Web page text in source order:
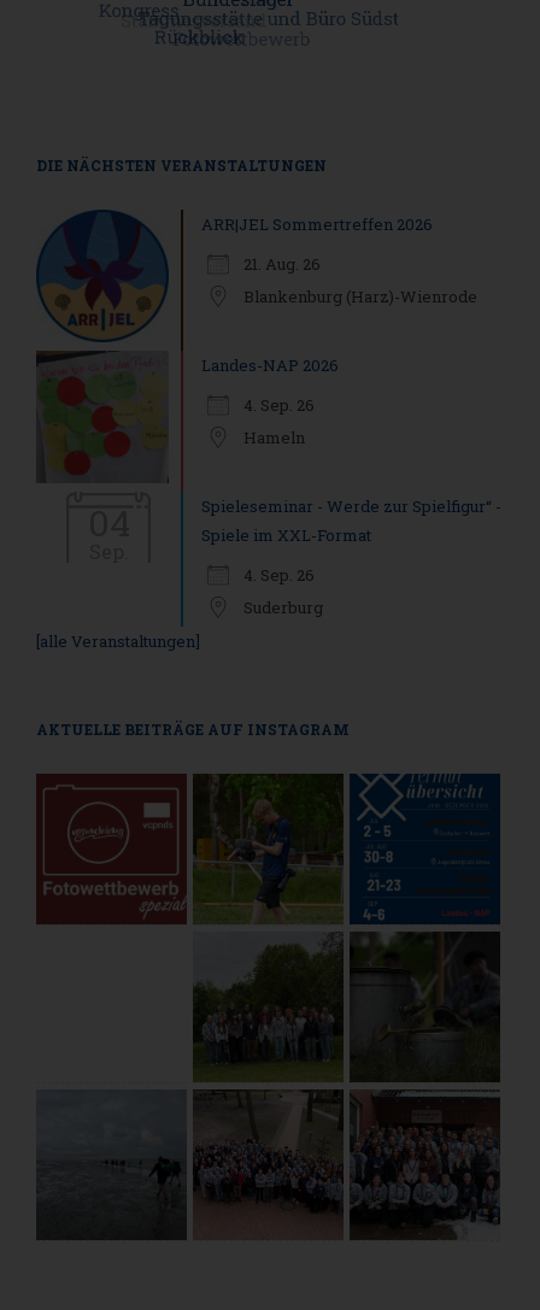
DIE NÄCHSTEN VERANSTALTUNGEN
ARR|JEL Sommertreffen 2026
21. Aug. 26
Blankenburg (Harz)-Wienrode
Landes-NAP 2026
4. Sep. 26
Hameln
Spieleseminar - Werde zur Spielfigur“ -
Spiele im XXL-Format
4. Sep. 26
Suderburg
[alle Veranstaltungen]
AKTUELLE BEITRÄGE AUF INSTAGRAM